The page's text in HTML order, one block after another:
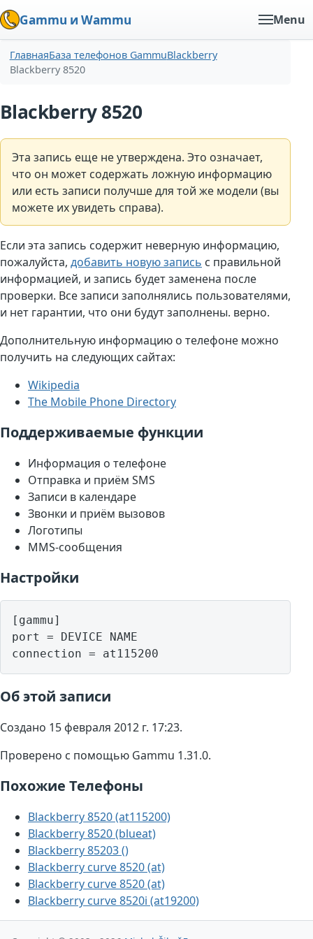
Gammu и Wammu Menu
ГлавнаяБаза телефонов GammuBlackberry
Blackberry 8520
Blackberry 8520
Эта запись еще не утверждена. Это означает,
что он может содержать ложную информацию
или есть записи получше для той же модели (вы
можете их увидеть справа).
Если эта запись содержит неверную информацию,
пожалуйста, добавить новую запись с правильной
информацией, и запись будет заменена после
проверки. Все записи заполнялись пользователями,
и нет гарантии, что они будут заполнены. верно.
Дополнительную информацию о телефоне можно
получить на следующих сайтах:
Wikipedia
The Mobile Phone Directory
Поддерживаемые функции
Информация о телефоне
Отправка и приём SMS
Записи в календаре
Звонки и приём вызовов
Логотипы
MMS-сообщения
Настройки
[gammu]
port = DEVICE NAME
Об этой записи
Создано 15 февраля 2012 г. 17:23.
Проверено с помощью Gammu 1.31.0.
Похожие Телефоны
Blackberry 8520 (at115200)
Blackberry 8520 (blueat)
Blackberry 85203 ()
Blackberry curve 8520 (at)
Blackberry curve 8520 (at)
Blackberry curve 8520i (at19200)